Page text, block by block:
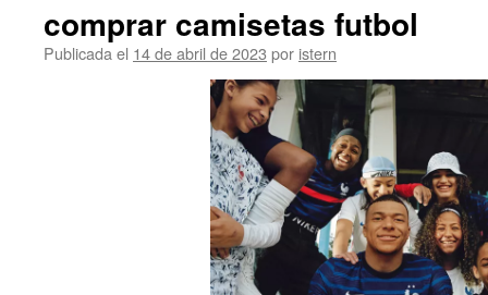
comprar camisetas futbol
Publicada el 14 de abril de 2023 por istern